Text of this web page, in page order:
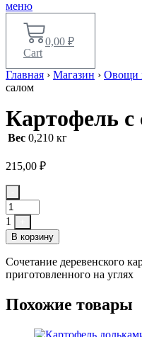
меню
0,00 ₽
Cart
Главная › Магазин › Овощи
салом
Картофель с
Вес 0,210 кг
215,00 ₽
Quantity
1
В корзину
Сочетание деревенского
приготовленного на углях
Похожие товары